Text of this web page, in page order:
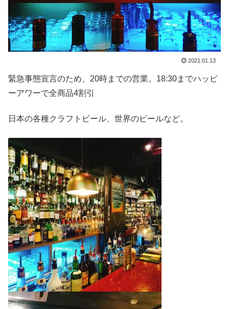
2021.01.13
緊急事態宣言のため、20時までの営業。18:30までハッピ
ーアワーで全商品4割引
日本の各種クラフトビール、世界のビールなど。